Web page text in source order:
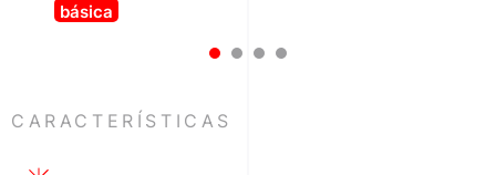
básica
CARACTERÍSTICAS